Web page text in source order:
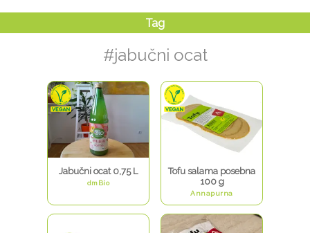
#jabučni ocat
Jabučni ocat 0,75 L
dmBio
Tofu salama posebna
100 g
Annapurna